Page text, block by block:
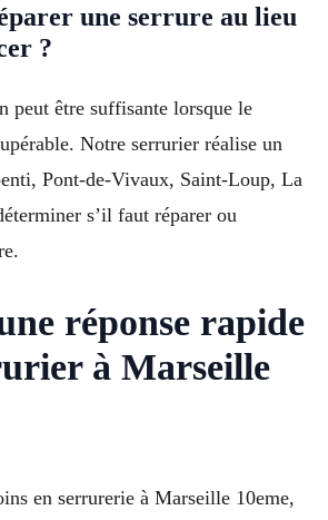
une serrure au lieu
?
peut être suffisante lorsque le
Notre serrurier réalise un
Pont-de-Vivaux, Saint-Loup, La
s’il faut réparer ou
réponse rapide
à Marseille
en serrurerie à Marseille 10eme,